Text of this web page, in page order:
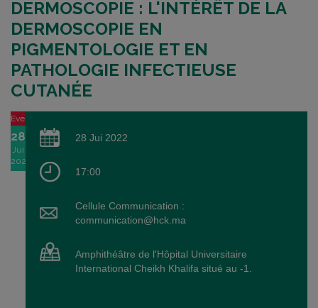
DERMOSCOPIE : L'INTÉRÊT DE LA
DERMOSCOPIE EN
PIGMENTOLOGIE ET EN
PATHOLOGIE INFECTIEUSE
CUTANÉE
Event
28
Jui
2022
28 Jui 2022
17:00
Cellule Communication :
communication@hck.ma
Amphithéâtre de l'Hôpital Universitaire
International Cheikh Khalifa situé au -1.